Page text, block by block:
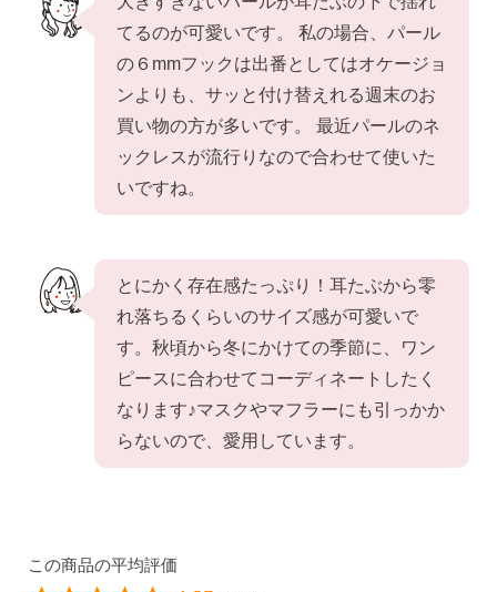
お支払い
・Amazon Pay
・クレジットカード
・銀行振込
・コンビニ後払
・代金引換
配送・送料
・宅配便
全国一律 715円
7,000円以上購入で
てるのが可愛いです。 私の場合、パール
の６mmフックは出番としてはオケージョ
ンよりも、サッと付け替えれる週末のお
買い物の方が多いです。 最近パールのネ
ックレスが流行りなので合わせて使いた
いですね。
とにかく存在感たっぷり！耳たぶから零
れ落ちるくらいのサイズ感が可愛いで
す。秋頃から冬にかけての季節に、ワン
ピースに合わせてコーディネートしたく
なります♪マスクやマフラーにも引っかか
らないので、愛用しています。